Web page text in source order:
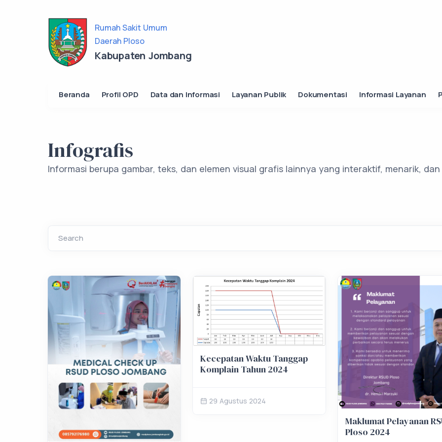
Rumah Sakit Umum
Daerah Ploso
Kabupaten Jombang
Beranda Profil OPD Data dan Informasi Layanan Publik Dokumentasi Informasi Layanan
Infografis
Informasi berupa gambar, teks, dan elemen visual grafis lainnya yang interaktif, menarik,
Search
Kecepatan Waktu Tanggap
Komplain Tahun 2024
29 Agustus 2024
Maklumat Pelayanan
Ploso 2024